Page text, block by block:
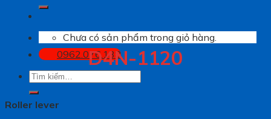
Chưa có sản phẩm trong giỏ hàng.
0962.076.138
Tìm
D4N-1120
Roller lever